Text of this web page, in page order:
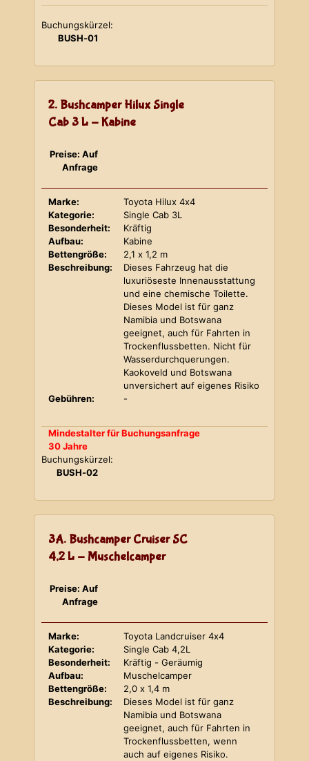
Buchungskürzel:
BUSH-01
2. Bushcamper Hilux Single
Cab 3 L - Kabine
Preise: Auf
Anfrage
Marke:
Toyota Hilux 4x4
Kategorie:
Single Cab 3L
Besonderheit:
Kräftig
Aufbau:
Kabine
Bettengröße:
2,1 x 1,2 m
Beschreibung:
Dieses Fahrzeug hat die
luxuriöseste Innenausstattung
und eine chemische Toilette.
Dieses Model ist für ganz
Namibia und Botswana
geeignet, auch für Fahrten in
Trockenflussbetten. Nicht für
Wasserdurchquerungen.
Kaokoveld und Botswana
unversichert auf eigenes Risiko
Gebühren:
-
Mindestalter für Buchungsanfrage
30 Jahre
Buchungskürzel:
BUSH-02
3A. Bushcamper Cruiser SC
4,2 L - Muschelcamper
Preise: Auf
Anfrage
Marke:
Toyota Landcruiser 4x4
Kategorie:
Single Cab 4,2L
Besonderheit:
Kräftig - Geräumig
Aufbau:
Muschelcamper
Bettengröße:
2,0 x 1,4 m
Beschreibung:
Dieses Model ist für ganz
Namibia und Botswana
geeignet, auch für Fahrten in
Trockenflussbetten, wenn
auch auf eigenes Risiko.